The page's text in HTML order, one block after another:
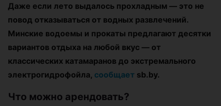
Даже если лето выдалось прохладным — это не
повод отказываться от водных развлечений.
Минские водоемы и прокаты предлагают десятки
вариантов отдыха на любой вкус — от
классических катамаранов до экстремального
электрогидрофойла, сообщает sb.by.
Что можно арендовать?